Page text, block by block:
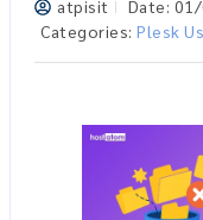
atpisit Date:
Categories: Plesk